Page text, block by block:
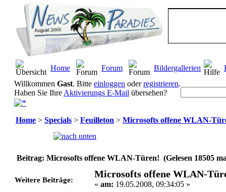
Home Forum Bildergallerien
Willkommen Gast. Bitte einloggen oderregistrieren.
Haben Sie Ihre Aktivierungs E-Mail übersehen?
Home > Specials > Feuilleton > Microsofts offene WLAN-
Beitrag: Microsofts offene WLAN-Türen! (Gelesen 18505
Weitere Beiträge:
Microsofts offene WLAN-
« am: 19.05.2008, 09:34:05 »